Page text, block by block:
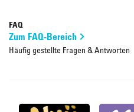
FAQ
Zum FAQ-Bereich
Häufig gestellte Fragen & Antworten